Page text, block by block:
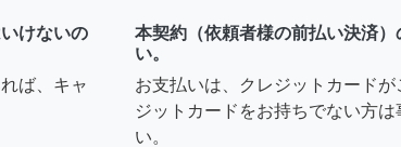
けないの
ば、キャ
本契約（依頼者様の前払い決済
い。
お支払いは、クレジットカード
ジットカードをお持ちでない方
い。